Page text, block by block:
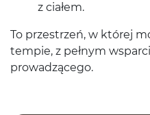
z ciałem.
To przestrzeń, w której
tem­pie, z pełnym
prowadzącego.